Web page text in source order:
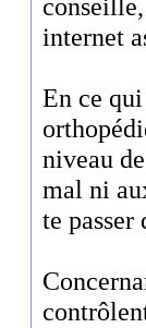
internet
En ce
niveau
mal ni
te passer